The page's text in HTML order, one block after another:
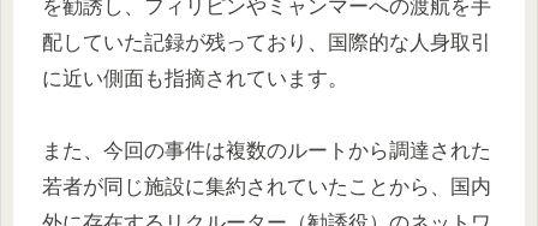
を勧誘し、フィリピンやミャンマーへの渡航を手
配していた記録が残っており、国際的な人身取引
に近い側面も指摘されています。
また、今回の事件は複数のルートから調達された
若者が同じ施設に集約されていたことから、国内